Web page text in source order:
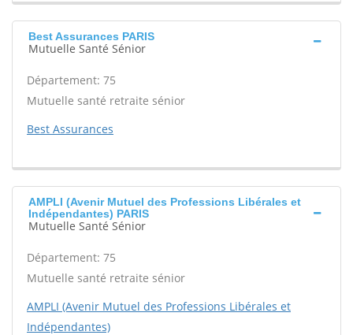
Best Assurances PARIS
Mutuelle Santé Sénior
Département: 75
Mutuelle santé retraite sénior
Best Assurances
AMPLI (Avenir Mutuel des Professions Libérales et
Indépendantes) PARIS
Mutuelle Santé Sénior
Département: 75
Mutuelle santé retraite sénior
AMPLI (Avenir Mutuel des Professions Libérales et
Indépendantes)